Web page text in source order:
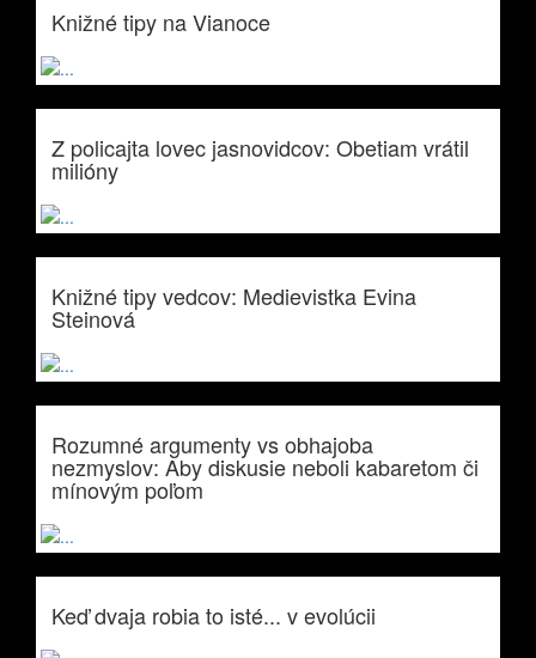
Knižné tipy na Vianoce
Z policajta lovec jasnovidcov: Obetiam vrátil
milióny
Knižné tipy vedcov: Medievistka Evina
Steinová
Rozumné argumenty vs obhajoba
nezmyslov: Aby diskusie neboli kabaretom či
mínovým poľom
Keď dvaja robia to isté... v evolúcii